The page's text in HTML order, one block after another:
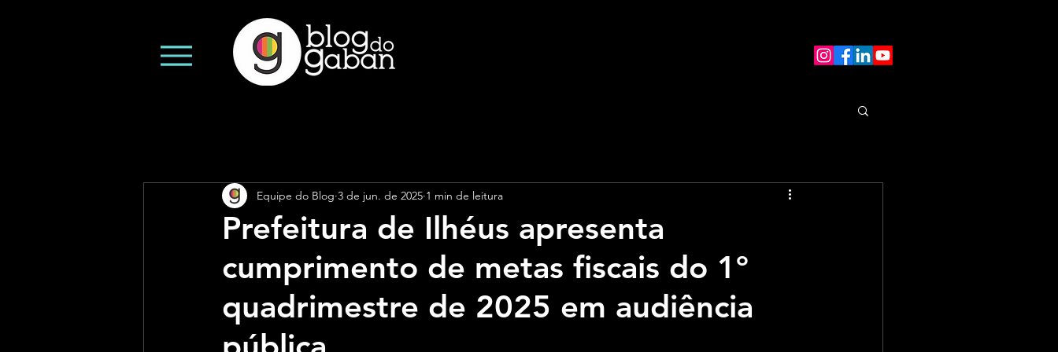
Prefeitura de Ilhéus apresenta
cumprimento de metas fiscais do 1º
quadrimestre de 2025 em audiência
Equipe do Blog 3 de jun. de 2025 1 min de leitura